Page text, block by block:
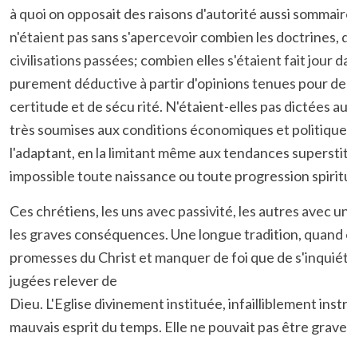
à quoi on opposait des raisons d'autorité aussi
n'étaient pas sans s'apercevoir combien les
civilisations passées; combien elles s'étaient fait jour
purement déductive à partir d'opinions tenues pour
certitude et de sécu rité. N'étaient-elles pas dictées
très soumises aux conditions économiques et
l'adaptant, en la limitant même aux tendances
impossible toute naissance ou toute progression
Ces chrétiens, les uns avec passivité, les autres
les graves conséquences. Une longue tradition,
promesses du Christ et manquer de foi que de
jugées relever de
Dieu. L'Eglise divinement instituée, infailliblement
mauvais esprit du temps. Elle ne pouvait pas être